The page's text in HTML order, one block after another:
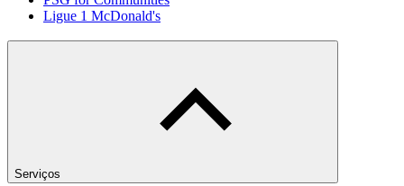
Ligue 1 McDonald's
Serviços